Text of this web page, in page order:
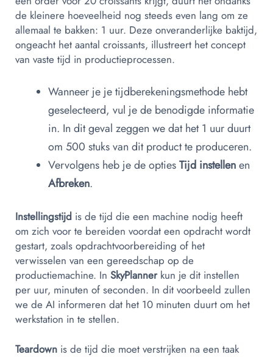
de kleinere hoeveelheid nog steeds even lang om ze
allemaal te bakken: 1 uur. Deze onveranderlijke baktijd,
ongeacht het aantal croissants, illustreert het concept
van vaste tijd in productieprocessen.
Wanneer je je tijdberekeningsmethode hebt
geselecteerd, vul je de benodigde informatie
in. In dit geval zeggen we dat het 1 uur duurt
om 500 stuks van dit product te produceren.
Vervolgens heb je de optiesTijd instellenen
Afbreken.
Instellingstijd is de tijd die een machine nodig heeft
om zich voor te bereiden voordat een opdracht wordt
gestart, zoals opdrachtvoorbereiding of het
verwisselen van een gereedschap op de
productiemachine. In SkyPlannerkun je dit instellen
per uur, minuten of seconden. In dit voorbeeld zullen
we de AI informeren dat het 10 minuten duurt om het
werkstation in te stellen.
Teardown is de tijd die moet verstrijken na een taak